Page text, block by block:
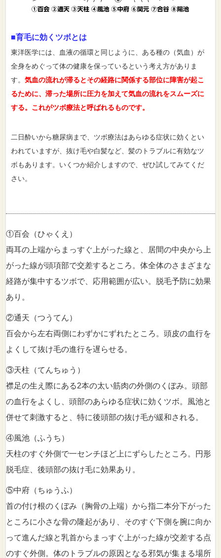
■育毛に効くツボとは
東洋医学には、血液の循環と同じように、ある種の（気血）が
全身をめぐって体の健康を保っているという考え方がありま
す。気血の流れが滞るとその経路に関係する部位に障害が起こ
るために、滞った場所に圧力を加えて気血の流れをスムーズに
する。これがツボ療法と呼ばれるものです。
二日酔いから糖尿病まで、ツボ療法はあらゆる症状に効くとい
われていますが、抜け毛や白髪など、髪のトラブルに有効なツ
ボもあります。いくつか紹介しますので、ぜひ試してみてくだ
さい。
①百会（ひゃくえ）
両耳の上端からまっすぐ上がった線と、居間の中央から上
がった線が頭項部で交差するところ。体全体のさまざまな
経路が集中するツボで、応用範囲が広い。脱毛予防に効果
あり。
②通天（つうてん）
百会から左右両側にわずかにずれたところ。頭皮の血行を
よくして抜け毛の進行を遅らせる。
③天柱（てんちゅう）
襟足の生え際にある2本の太い筋肉の外側のくぼみ。頭部
の血行をよくし、頭部のあらゆる症状に効くツボ。風池と
併せて刺激すると、特に後頭部の抜け毛が緩和される。
④風池（ふうち）
天柱のすぐ外側で一センチほど上にずらしたところ。円形
脱毛症、後頭部の抜け毛に効果あり。
⑤中府（ちゅうふ）
首の付け根のくぼみ（胸骨の上端）から指二本分下がった
ところに小さな骨の隆起があり、そのすぐ下側を腕に向か
って進んだ線と乳首からまっすぐ上がった線が交差する点
のすぐ外側。体のトラブルの原因となる邪気が集まる場所